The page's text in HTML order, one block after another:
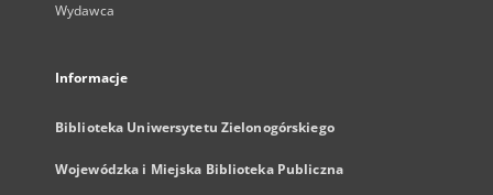
Wydawca
Informacje
Biblioteka Uniwersytetu Zielonogórskiego
Wojewódzka i Miejska Biblioteka Publiczna